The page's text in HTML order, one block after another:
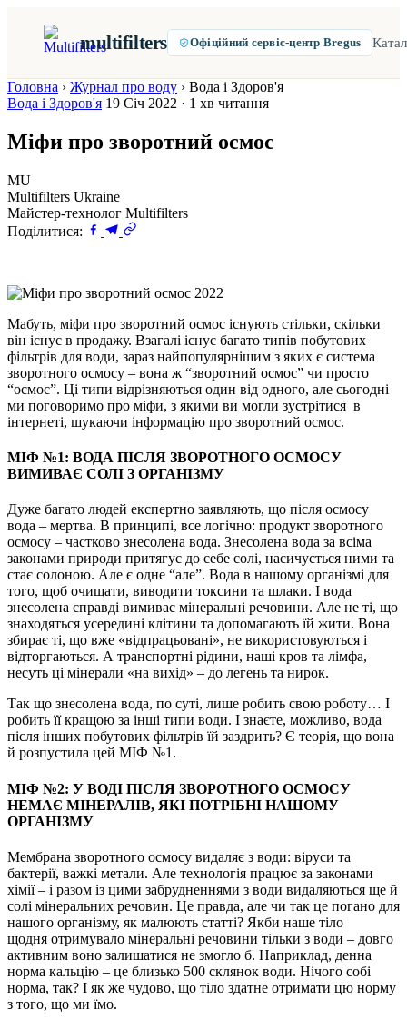
multifilters Офіційний сервіс-центр Bregus
Головна › Журнал про воду › Вода і Здоров'я
Вода і Здоров'я 19 Січ 2022 · 1 хв читання
Міфи про зворотний осмос
MU
Multifilters Ukraine
Майстер-технолог Multifilters
Поділитися:
Мабуть, міфи про зворотний осмос існують стільки, скільки
він існує в продажу. Взагалі існує багато типів побутових
фільтрів для води, зараз найпопулярнішим з яких є система
зворотного осмосу – вона ж “зворотний осмос” чи просто
“осмос”. Ці типи відрізняються один від одного, але сьогодні
ми поговоримо про міфи, з якими ви могли зустрітися в
інтернеті, шукаючи інформацію про зворотний осмос.
МІФ №1: ВОДА ПІСЛЯ ЗВОРОТНОГО ОСМОСУ
ВИМИВАЄ СОЛІ З ОРГАНІЗМУ
Дуже багато людей експертно заявляють, що після осмосу
вода – мертва. В принципі, все логічно: продукт зворотного
осмосу – частково знесолена вода. Знесолена вода за всіма
законами природи притягує до себе солі, насичується ними та
стає солоною. Але є одне “але”. Вода в нашому організмі для
того, щоб очищати, виводити токсини та шлаки. І вода
знесолена справді вимиває мінеральні речовини. Але не ті, що
знаходяться усередині клітини та допомагають їй жити. Вона
збирає ті, що вже «відпрацьовані», не використовуються і
відторгаються. А транспортні рідини, наші кров та лімфа,
несуть ці мінерали «на вихід» – до легень та нирок.
Так що знесолена вода, по суті, лише робить свою роботу… І
робить її кращою за інші типи води. І знаєте, можливо, вода
після інших побутових фільтрів їй заздрить? Є теорія, що вона
й розпустила цей МІФ №1.
МІФ №2: У ВОДІ ПІСЛЯ ЗВОРОТНОГО ОСМОСУ
НЕМАЄ МІНЕРАЛІВ, ЯКІ ПОТРІБНІ НАШОМУ
ОРГАНІЗМУ
Мембрана зворотного осмосу видаляє з води: віруси та
бактерії, важкі метали. Але технологія працює за законами
хімії – і разом із цими забрудненнями з води видаляються ще й
солі мінеральних речовин. Це правда, але чи так це погано для
нашого організму, як малюють статті? Якби наше тіло
щодня отримувало мінеральні речовини тільки з води – довго
активним воно залишатися не змогло б. Наприклад, денна
норма кальцію – це близько 500 склянок води. Нічого собі
норма, так? І як же чудово, що тіло здатне отримати цю норму
з того, що ми їмо.